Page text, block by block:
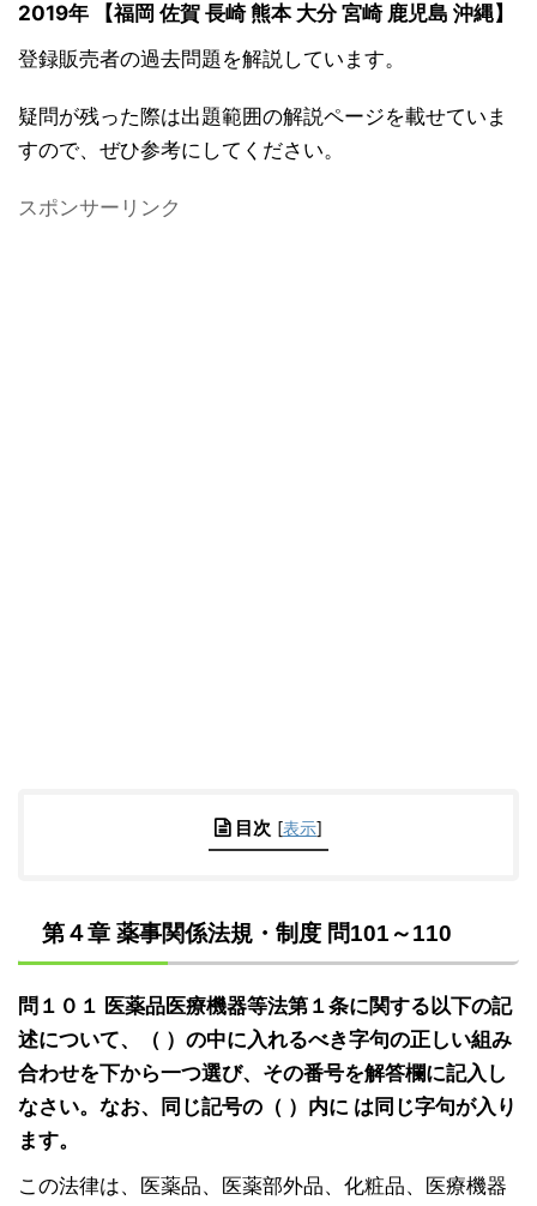
2019年 【福岡 佐賀 長崎 熊本 大分 宮崎 鹿児島 沖縄】
登録販売者の過去問題を解説しています。
疑問が残った際は出題範囲の解説ページを載せていま
すので、ぜひ参考にしてください。
スポンサーリンク
目次 [表示]
第４章 薬事関係法規・制度 問101～110
問１０１ 医薬品医療機器等法第１条に関する以下の記
述について、（ ）の中に入れるべき字句の正しい組み
合わせを下から一つ選び、その番号を解答欄に記入し
なさい。なお、同じ記号の（ ）内に は同じ字句が入り
ます。
この法律は、医薬品、医薬部外品、化粧品、医療機器